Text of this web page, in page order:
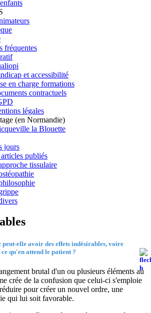
fréquentes
et accessibilité
en charge formations
contractuels
légales
(en Normandie)
la Blouette
jours
publiés
tissulaire
peut-elle avoir des effets indésirables, voire
qu'en attend le patient ?
brutal d'un ou plusieurs éléments au
crée de la confusion que celui-ci s'emploie
pour créer un nouvel ordre, une
qui lui soit favorable.